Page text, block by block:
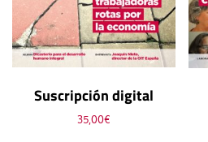
Suscripción digital
35,00€